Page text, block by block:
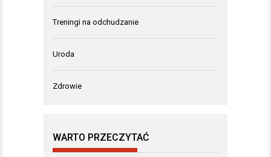
Treningi na odchudzanie
Uroda
Zdrowie
WARTO PRZECZYTAĆ